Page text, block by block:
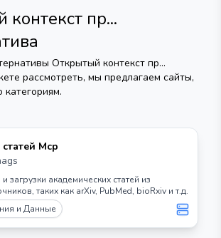
пр...
Открытый контекст пр...
рассмотреть, мы предлагаем сайты,
Mcp
загрузки академических статей из
таких как arXiv, PubMed, bioRxiv и т.д.
и Данные